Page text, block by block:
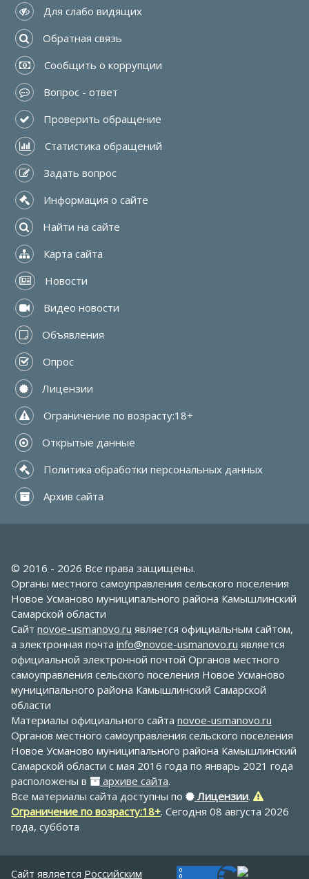
Для слабо видящих
Обратная связь
Сообщить о коррупции
Вопрос - ответ
Проверить обращение
Статистика обращений
Задать вопрос
Информация о сайте
Найти на сайте
Карта сайта
Новости
Видео новости
Объявления
Опрос
Лицензии
Ограничение по возрасту:18+
Открытые данные
Политика обработки персональных данных
Архив сайта
© 2016 - 2026 Все права защищены.
Органы местного самоуправления сельского поселения
Новое Усманово муниципального района Камышлинский
Самарской области
Сайт novoe-usmanovo.ru является официальным сайтом,
а электронная почта info@novoe-usmanovo.ru является
официальной электронной почтой Органов местного
самоуправления сельского поселения Новое Усманово
муниципального района Камышлинский Самарской
области
Материалы официального сайта novoe-usmanovo.ru
Органов местного самоуправления сельского поселения
Новое Усманово муниципального района Камышлинский
Самарской области с мая 2016 года по январь 2021 года
расположены в
архиве сайта.
Все материалы сайта доступны по
Лицензии.
Ограничение по возрасту:18+. Сегодня 08 августа 2026
года, суббота
Сайт является Российским